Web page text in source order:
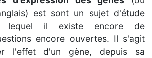
est sont un sujet d'étude
lequel il existe encore de
encore ouvertes. Il s'agit
l'effet d'un gène, depuis sa